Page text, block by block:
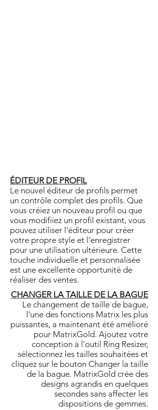
ÉDITEUR DE PROFIL
Le nouvel éditeur de profils permet
un contrôle complet des profils. Que
vous créiez un nouveau profil ou que
vous modifiiez un profil existant, vous
pouvez utiliser l'éditeur pour créer
votre propre style et l'enregistrer
pour une utilisation ultérieure. Cette
touche individuelle et personnalisée
est une excellente opportunité de
réaliser des ventes.
CHANGER LA TAILLE DE LA BAGUE
Le changement de taille de bague,
l'une des fonctions Matrix les plus
puissantes, a maintenant été amélioré
pour MatrixGold. Ajoutez votre
conception à l'outil Ring Resizer,
sélectionnez les tailles souhaitées et
cliquez sur le bouton Changer la taille
de la bague. MatrixGold crée des
designs agrandis en quelques
secondes sans affecter les
dispositions de gemmes.